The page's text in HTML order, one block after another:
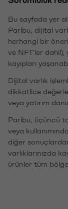
Bu sayfada yer
Paribu, dijital
herhangi bir
ve NFT'ler
kayıpları
Dijital varlık
dikkatlice
veya yatırım
Paribu, üçüncü
veya
diğer
varlıklarınızda
ürünler tüm